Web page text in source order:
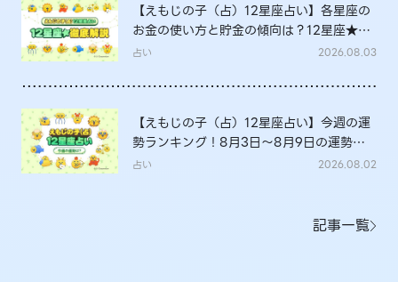
【えもじの子（占）12星座占い】各星座の
お金の使い方と貯金の傾向は？12星座★徹
底解説
占い 2026.08.03
【えもじの子（占）12星座占い】今週の運
勢ランキング！8月3日～8月9日の運勢
は？
占い 2026.08.02
記事一覧